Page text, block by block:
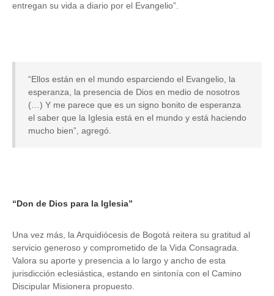
entregan su vida a diario por el Evangelio”.
“Ellos están en el mundo esparciendo el Evangelio, la
esperanza, la presencia de Dios en medio de nosotros
(…) Y me parece que es un signo bonito de esperanza
el saber que la Iglesia está en el mundo y está haciendo
mucho bien”, agregó.
“Don de Dios para la Iglesia”
Una vez más, la Arquidiócesis de Bogotá reitera su gratitud al
servicio generoso y comprometido de la Vida Consagrada.
Valora su aporte y presencia a lo largo y ancho de esta
jurisdicción eclesiástica, estando en sintonía con el Camino
Discipular Misionera propuesto.